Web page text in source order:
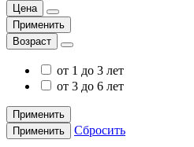
Цена
Применить
Возраст
от 1 до 3 лет
от 3 до 6 лет
Применить
Применить
Сбросить